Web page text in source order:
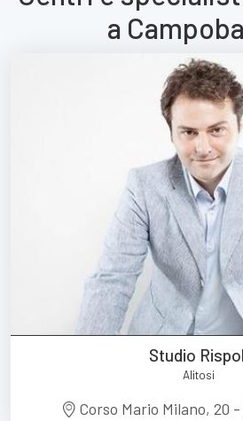
a
Studio
Alitosi
Corso Mario Milano, 20